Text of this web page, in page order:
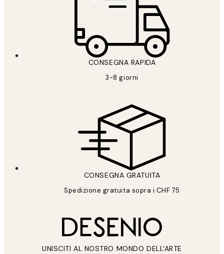
CONSEGNA RAPIDA
3-8 giorni
CONSEGNA GRATUITA
Spedizione gratuita sopra i CHF 75
UNISCITI AL NOSTRO MONDO DELL'ARTE